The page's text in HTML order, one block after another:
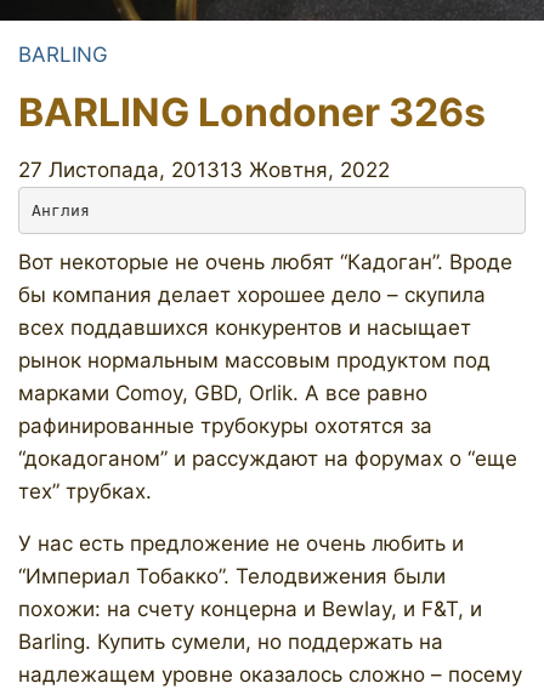
BARLING
BARLING Londoner 326s
27 Листопада, 201313 Жовтня, 2022
Англия
Вот некоторые не очень любят “Кадоган”. Вроде
бы компания делает хорошее дело – скупила
всех поддавшихся конкурентов и насыщает
рынок нормальным массовым продуктом под
марками Comoy, GBD, Orlik. А все равно
рафинированные трубокуры охотятся за
“докадоганом” и рассуждают на форумах о “еще
тех” трубках.
У нас есть предложение не очень любить и
“Империал Тобакко”. Телодвижения были
похожи: на счету концерна и Bewlay, и F&T, и
Barling. Купить сумели, но поддержать на
надлежащем уровне оказалось сложно – посему